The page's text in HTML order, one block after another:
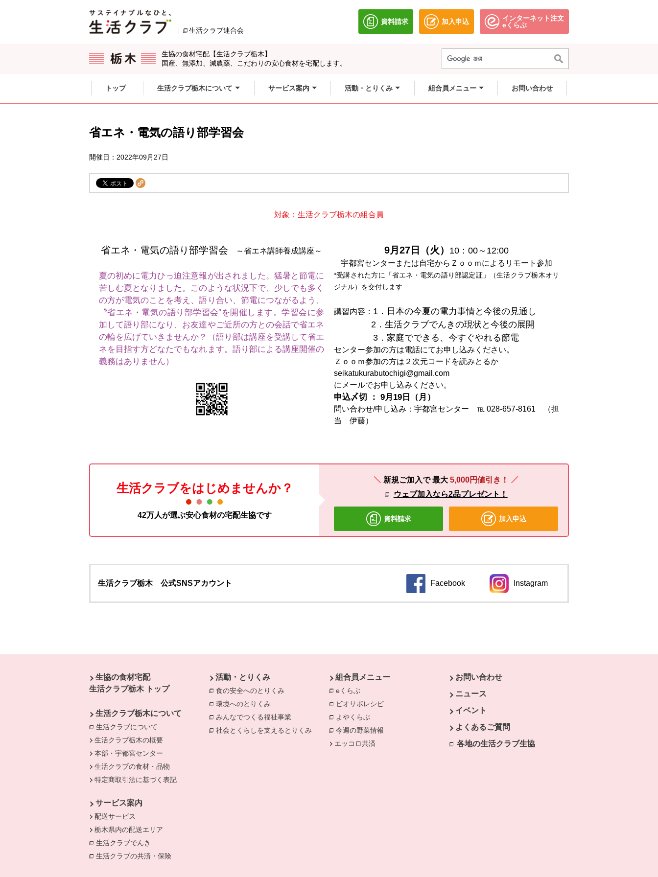
生活クラブ連合会
資料請求
別のウィンドウで開きます。
加入申込
別のウィンドウで開きます。
インターネット注文
eくらぶ別のウィンドウで開きます。
生協の食材宅配【生活クラブ栃木】
国産、無添加、減農薬、こだわりの安心食材を宅配します。
ここからサイト内共通メニューです。
サイト内共通メニューをスキップする
トップ 生活クラブ栃木について サービス案内 活動・とりくみ 組合員メニュー お問い合わせ
省エネ・電気の語り部学習会
開催日：2022年09月27日
対象：生活クラブ栃木の組合員
省エネ・電気の語り部学習会 ～省エネ講師養成講座～
夏の初めに電力ひっ迫注意報が出されました。猛暑と節電に
苦しむ夏となりました。このような状況下で、少しでも多く
の方が電気のことを考え、語り合い、節電につながるよう、
〝省エネ・電気の語り部学習会″を開催します。学習会に参
加して語り部になり、お友達やご近所の方との会話で省エネ
の輪を広げていきませんか？（語り部は講座を受講して省エ
ネを目指す方どなたでもなれます。語り部による講座開催の
義務はありません）
9月27日（火） 10：00～12:00
宇都宮センターまたは自宅からＺｏｏｍによるリモート参加
*受講された方に「省エネ・電気の語り部認定証」（生活クラブ栃木オリ
ジナル）を交付します
講習内容： 1．日本の今夏の電力事情と今後の見通し
2．生活クラブでんきの現状と今後の展開
3．家庭でできる、今すぐやれる節電
センター参加の方は電話にてお申し込みください。
Ｚｏｏｍ参加の方は２次元コードを読みとるか
seikatukurabutochigi@gmail.com
にメールでお申し込みください。
申込〆切 ： 9月19日（月）
問い合わせ/申し込み：宇都宮センター ℡ 028‐657‐8161 （担
当 伊藤）
生活クラブをはじめませんか？
42万人が選ぶ安心食材の宅配生協です
新規ご加入で最大5,000円値引き！
ウェブ加入なら2品プレゼント！
資料請求 加入申込
生活クラブ栃木 公式SNSアカウント Facebook
別のウィンドウで開きます。
Instagram
別のウィンドウで開きます。
生協の食材宅配
生活クラブ栃木 トップ
生活クラブ栃木について
生活クラブについて
生活クラブ栃木の概要
本部・宇都宮センター
生活クラブの食材・品物
特定商取引法に基づく表記
サービス案内
配送サービス
栃木県内の配送エリア
生活クラブでんき
生活クラブの共済・保険
活動・とりくみ
食の安全へのとりくみ
環境へのとりくみ
みんなでつくる福祉事業
社会とくらしを支えるとりくみ
組合員メニュー
eくらぶ
ビオサポレシピ
よやくらぶ
今週の野菜情報
エッコロ共済
お問い合わせ
ニュース
イベント
よくあるご質問
各地の生活クラブ生協